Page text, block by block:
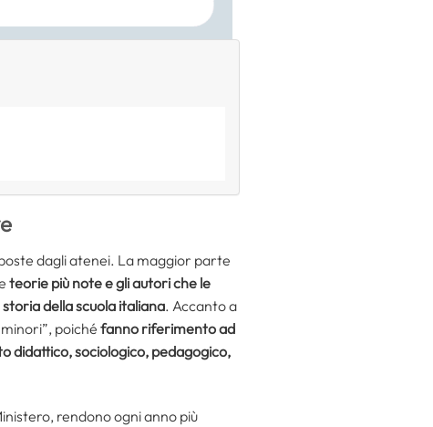
dagli atenei. La maggior parte
teorie più note e gli autori che le
della scuola italiana. Accanto a
poiché fanno riferimento ad
didattico, sociologico, pedagogico,
rendono ogni anno più